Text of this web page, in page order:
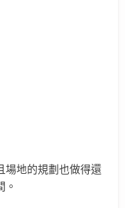
場地的規劃也做得還